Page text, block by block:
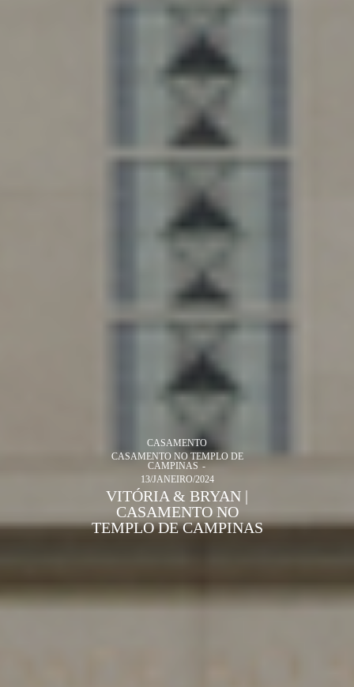
CASAMENTO
CASAMENTO NO TEMPLO DE
CAMPINAS
13/JANEIRO/2024
VITÓRIA & BRYAN |
CASAMENTO NO
TEMPLO DE CAMPINAS